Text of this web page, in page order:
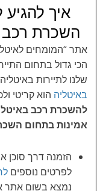
איך
השכרת רכב
הכי גדול בתחום
שלנו לתיירות
באיטליה הוא קריטי
להשכרת רכב
אמינות בתחום
לפרטים נוספים
נמצא בשום אתר